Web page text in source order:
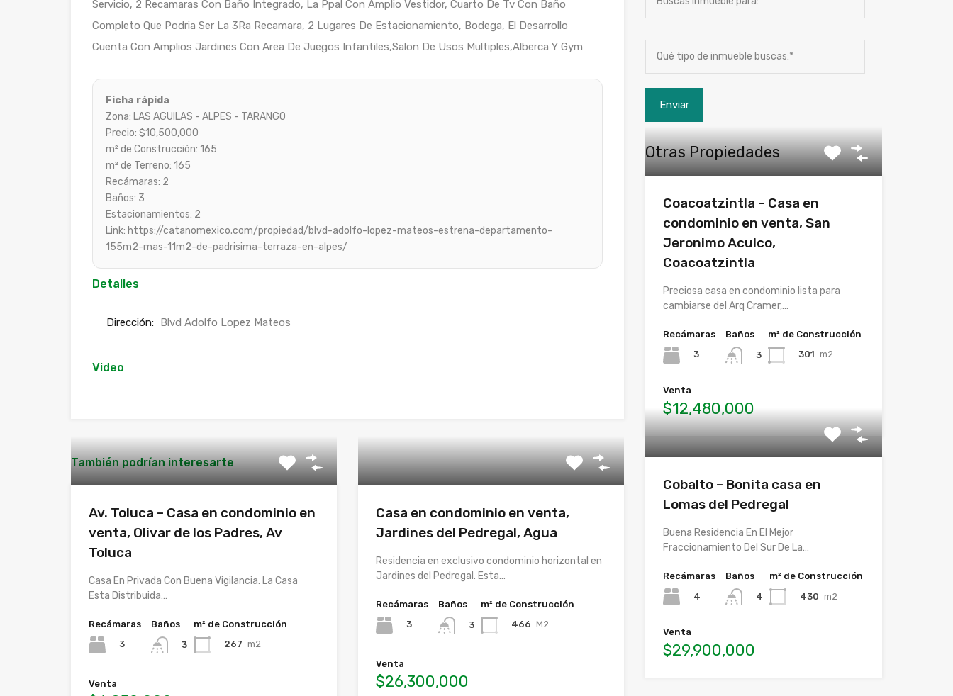
Servicio, 2 Recamaras Con Baño Integrado, La Ppal Con Amplio Vestidor, Cuarto De Tv Con Baño
Completo Que Podria Ser La 3Ra Recamara, 2 Lugares De Estacionamiento, Bodega, El Desarrollo
Cuenta Con Amplios Jardines Con Area De Juegos Infantiles,Salon De Usos Multiples,Alberca Y Gym
Ficha rápida
Zona: LAS AGUILAS - ALPES - TARANGO
Precio: $10,500,000
m² de Construcción: 165
m² de Terreno: 165
Recámaras: 2
Baños: 3
Estacionamientos: 2
Link: https://catanomexico.com/propiedad/blvd-adolfo-lopez-mateos-estrena-departamento-
155m2-mas-11m2-de-padrisima-terraza-en-alpes/
Detalles
Dirección: Blvd Adolfo Lopez Mateos
Video
También podrían interesarte
Av. Toluca – Casa en condominio en
venta, Olivar de los Padres, Av
Toluca
Casa En Privada Con Buena Vigilancia. La Casa
Esta Distribuida…
Recámaras
3
Baños
3
m² de Construcción
267 m2
Venta
Casa en condominio en venta,
Jardines del Pedregal, Agua
Residencia en exclusivo condominio horizontal en
Jardines del Pedregal. Esta…
Recámaras
3
Baños
3
m² de Construcción
466 M2
Venta
$26,300,000
Otras Propiedades
Coacoatzintla – Casa en
condominio en venta, San
Jeronimo Aculco,
Coacoatzintla
Preciosa casa en condominio lista para
cambiarse del Arq Cramer,…
Recámaras
3
Baños
3
m² de Construcción
301 m2
Venta
$12,480,000
Cobalto – Bonita casa en
Lomas del Pedregal
Buena Residencia En El Mejor
Fraccionamiento Del Sur De La…
Recámaras
4
Baños
4
m² de Construcción
430 m2
Venta
$29,900,000